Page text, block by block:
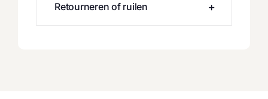
Retourneren of ruilen